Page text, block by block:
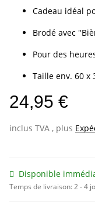
Cadeau idéal
Brodé avec
Pour des
Taille env. 60 x
24,95 €
inclus TVA , plus
Disponible
Temps de livraison:2 - 4